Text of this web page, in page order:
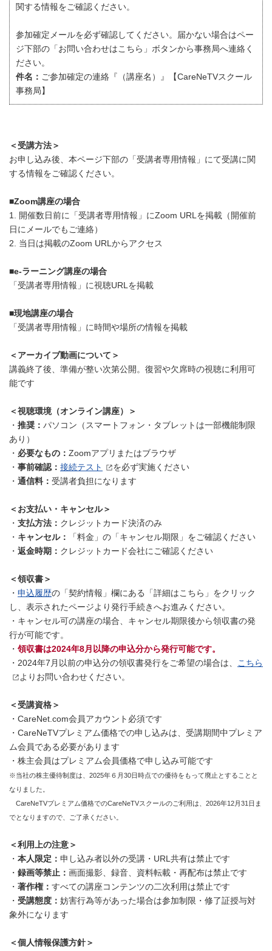
関する情報をご確認ください。
参加確定メールを必ず確認してください。届かない場合はペー
ジ下部の「お問い合わせはこちら」ボタンから事務局へ連絡く
ださい。
件名： ご参加確定の連絡『（講座名）』【CareNeTVスクール
事務局】
＜受講方法＞
お申し込み後、本ページ下部の「受講者専用情報」にて受講に関
する情報をご確認ください。
■Zoom講座の場合
1. 開催数日前に「受講者専用情報」にZoom URLを掲載（開催前
日にメールでもご連絡）
2. 当日は掲載のZoom URLからアクセス
■e-ラーニング講座の場合
「受講者専用情報」に視聴URLを掲載
■現地講座の場合
「受講者専用情報」に時間や場所の情報を掲載
＜アーカイブ動画について＞
講義終了後、準備が整い次第公開。復習や欠席時の視聴に利用可
能です
＜視聴環境（オンライン講座）＞
・ 推奨： パソコン（スマートフォン・タブレットは一部機能制限
あり）
・ 必要なもの： Zoomアプリまたはブラウザ
・ 事前確認： 接続テスト
を必ず実施ください
・ 通信料： 受講者負担になります
＜お支払い・キャンセル＞
・ 支払方法： クレジットカード決済のみ
・ キャンセル：
「料金」の「キャンセル期限」をご確認ください
・ 返金時期： クレジットカード会社にご確認ください
＜領収書＞
・ 申込履歴の「契約情報」欄にある「詳細はこちら」をクリック
し、表示されたページより発行手続きへお進みください。
・キャンセル可の講座の場合、キャンセル期限後から領収書の発
行が可能です。
・ 領収書は2024年8月以降の申込分から発行可能です。
・2024年7月以前の申込分の領収書発行をご希望の場合は、 こちら
よりお問い合わせください。
＜受講資格＞
・CareNet.com会員アカウント必須です
・CareNeTVプレミアム価格での申し込みは、受講期間中プレミア
ム会員である必要があります
・株主会員はプレミアム会員価格で申し込み可能です
※当社の株主優待制度は、2025年６月30日時点での優待をもって廃止とすることと
なりました。
CareNeTVプレミアム価格でのCareNeTVスクールのご利用は、2026年12月31日ま
でとなりますので、ご了承ください。
＜利用上の注意＞
・ 本人限定： 申し込み者以外の受講・URL共有は禁止です
・ 録画等禁止： 画面撮影、録音、資料転載・再配布は禁止です
・ 著作権： すべての講座コンテンツの二次利用は禁止です
・ 受講態度： 妨害行為等があった場合は参加制限・修了証授与対
象外になります
＜個人情報保護方針＞